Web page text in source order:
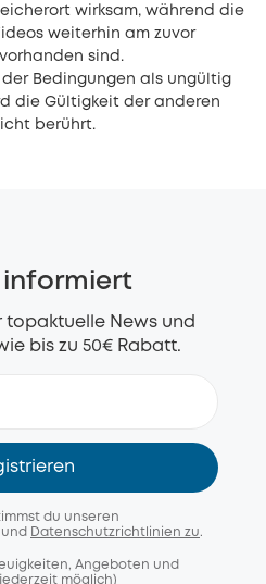
wirksam, während die
weiterhin am zuvor
sind.
Bedingungen als ungültig
die Gültigkeit der anderen
berührt.
informiert
News und
bis zu 50€ Rabatt.
du unseren
und Datenschutzrichtlinien zu.
Angeboten und
möglich)